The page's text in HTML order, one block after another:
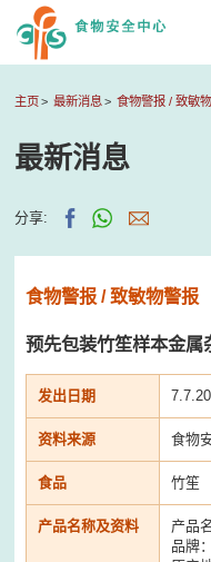
主页 最新消息 食物警报 / 致敏
最新消息
分享:
食物警报 / 致敏物警报
预先包装竹笙样本金属
发出日期
资料来源 食物
食品 竹笙
产品名称及资料
产品
品牌